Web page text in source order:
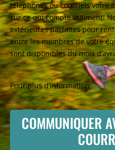
téléphones ou courriels votre
sur ce qui compte vraiment!
extérieures parfaites pour
entre les membres de votre
sont disponibles du mois
Pour plus d’informationnous
COMMUNIQUER